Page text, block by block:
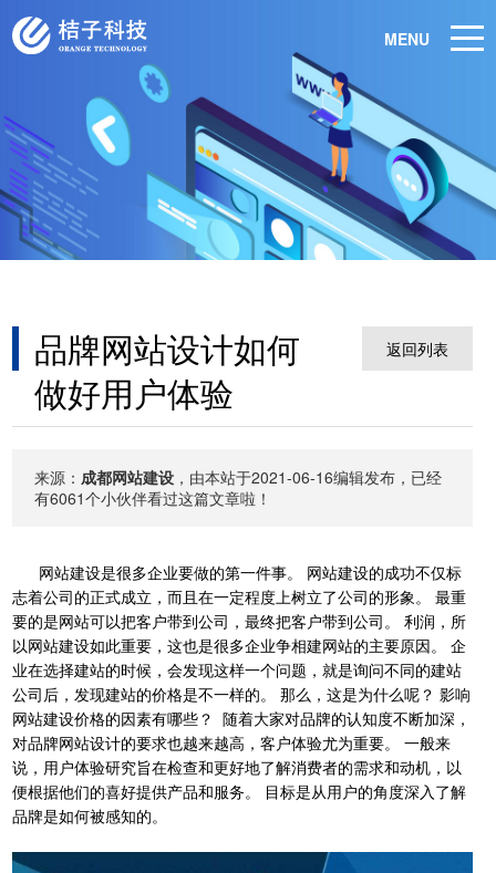
MENU
品牌网站设计如何
做好用户体验
返回列表
来源：成都网站建设 ，由本站于2021-06-16编辑发布，已经
有6061个小伙伴看过这篇文章啦！
网站建设是很多企业要做的第一件事。 网站建设的成功不仅标
志着公司的正式成立，而且在一定程度上树立了公司的形象。 最重
要的是网站可以把客户带到公司，最终把客户带到公司。 利润，所
以网站建设如此重要，这也是很多企业争相建网站的主要原因。 企
业在选择建站的时候，会发现这样一个问题，就是询问不同的建站
公司后，发现建站的价格是不一样的。 那么，这是为什么呢？ 影响
网站建设价格的因素有哪些？
随着大家对品牌的认知度不断加深，
对品牌网站设计的要求也越来越高，客户体验尤为重要。 一般来
说，用户体验研究旨在检查和更好地了解消费者的需求和动机，以
便根据他们的喜好提供产品和服务。 目标是从用户的角度深入了解
品牌是如何被感知的。